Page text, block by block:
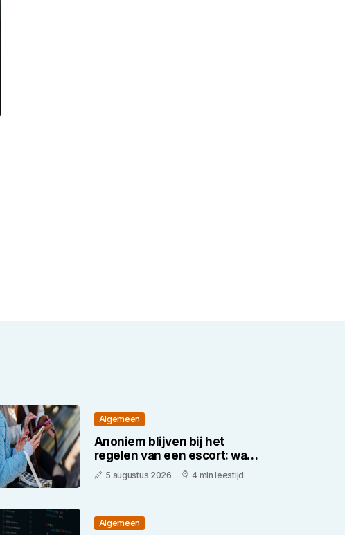
Algemeen
Anoniem blijven bij het
regelen van een escort: waar
moet je op letten
5 augustus 2026 4 min leestijd
Algemeen